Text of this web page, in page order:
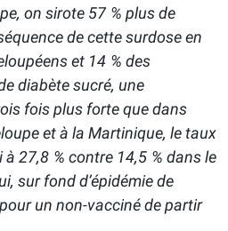
on sirote 57 % plus de
de cette surdose en
et 14 % des
diabète sucré, une
fois plus forte que dans
et à la Martinique, le taux
à 27,8 % contre 14,5 % dans le
sur fond d’épidémie de
un non-vacciné de partir